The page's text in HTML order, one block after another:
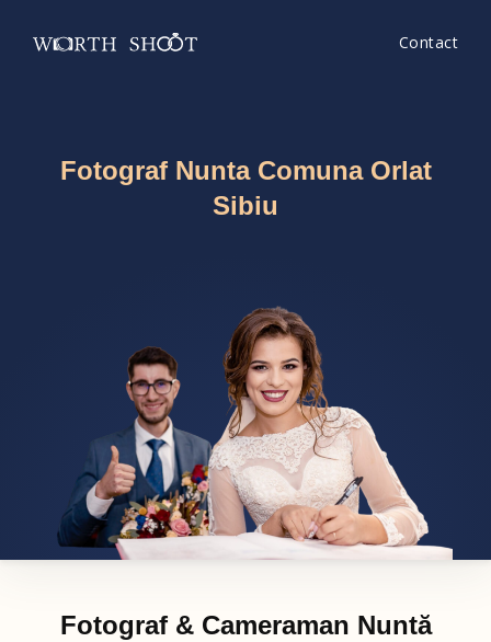
Contact
Fotograf Nunta Comuna Orlat
Sibiu
Fotograf & Cameraman Nuntă